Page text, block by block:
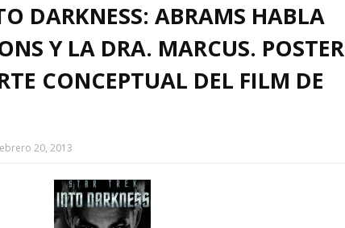
DARKNESS: ABRAMS HABLA
Y LA DRA. MARCUS. POSTER
CONCEPTUAL DEL FILM DE
20, 2013